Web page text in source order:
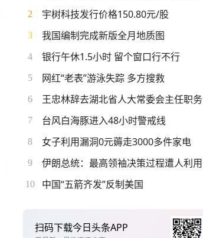
2 宇树科技发行价格150.80元/股
3 我国编制完成新版全月地质图
4 银行午休1.5小时 留个窗口行不行
5 网红“老表”游泳失踪 多方搜救
6 王忠林辞去湖北省人大常委会主任职务
7 台风白海豚进入48小时警戒线
8 女子利用漏洞0元薅走3000多件家电
9 伊朗总统：最高领袖决策过程遭人利用
10 中国“五箭齐发”反制美国
扫码下载今日头条APP